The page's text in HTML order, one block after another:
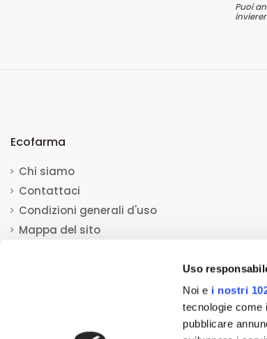
Uso
Noi e i nostri
tecnologie come
pubblicare
Puoi
Ecofarma
Chi siamo
Contattaci
Condizioni generali d'uso
Mappa del sito
© 2013-2023 Ecofarma. Tutti i diritti riservati.